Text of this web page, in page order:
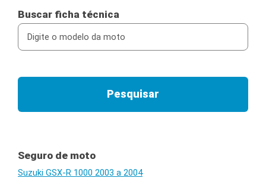
Buscar ficha técnica
Seguro de moto
Suzuki GSX-R 1000 2003 a 2004